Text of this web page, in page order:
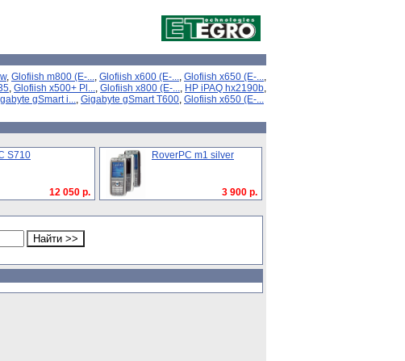
, Glofiish m800 (E-..., Glofiish x600 (E-..., Glofiish x650 (E-...,
, Glofiish x500+ Pl..., Glofiish x800 (E-..., HP iPAQ hx2190b,
gSmart i..., Gigabyte gSmart T600, Glofiish x650 (E-...
S710
12 050 р.
RoverPC m1 silver
3 900 р.